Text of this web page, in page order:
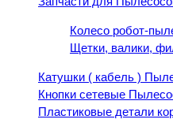
Колесо робот-
Щетки, валики,
Катушки ( кабель )
Кнопки сетевые
Пластиковые детали